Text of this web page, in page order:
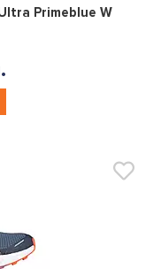
0
Primeblue W